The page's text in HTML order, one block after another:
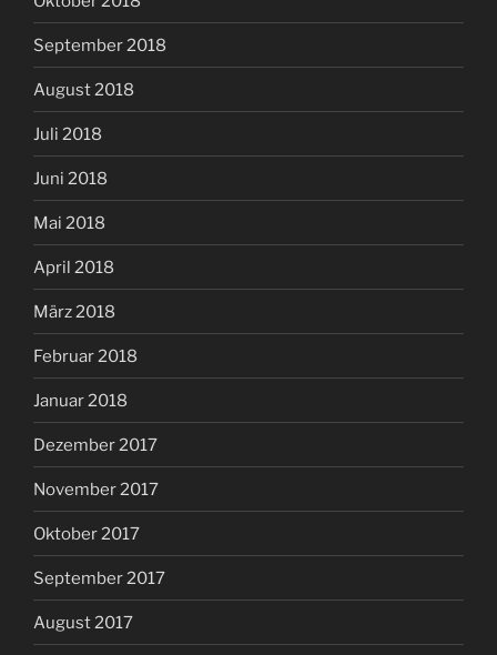
September 2018
August 2018
Juli 2018
Juni 2018
Mai 2018
April 2018
März 2018
Februar 2018
Januar 2018
Dezember 2017
November 2017
Oktober 2017
September 2017
August 2017